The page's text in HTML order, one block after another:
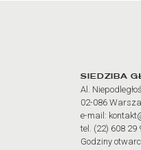
SIEDZIBA
Al.
02-086
e-mail:
tel. (22) 608 29
Godziny